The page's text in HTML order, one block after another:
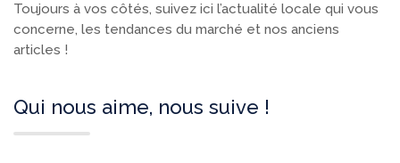
Toujours à vos côtés, suivez ici l’actualité locale qui vous
concerne, les tendances du marché et nos anciens
articles !
Qui nous aime, nous suive !